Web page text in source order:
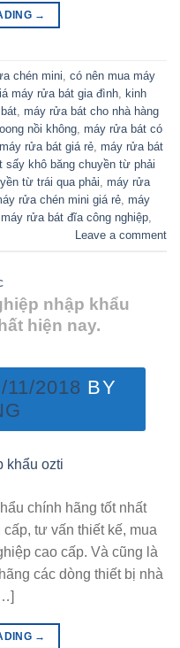
→
chén mini
có nên mua máy
máy rửa bát gia đình
kinh
máy rửa bát cho nhà hàng
nồi không máy rửa bát có
máy rửa bát giá rẻ máy rửa bát
sấy khô băng chuyền từ phải
từ trái qua phải máy rửa
rửa chén mini giá rẻ máy
rửa bát đĩa công nghiệp
Leave a comment
nhập khẩu
hiện nay.
11/2018 BY
chính hãng tốt nhất
tư vấn thiết kế, mua
cao cấp. Và cũng là
các dòng thiết bị nhà
→